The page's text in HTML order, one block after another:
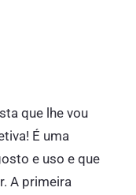
que lhe vou
É uma
e uso e que
A primeira